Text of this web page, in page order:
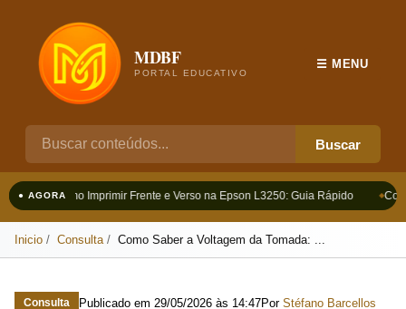
MDBF
PORTAL EDUCATIVO
Buscar
☰ MENU
● AGORAComo Imprimir Frente e Verso na Epson L3250: Guia Rápido
Inicio Consulta Como Saber a Voltagem da Tomada: ...
Consulta Publicado em 29/05/2026 às 14:47Por Stéfano Barcellos